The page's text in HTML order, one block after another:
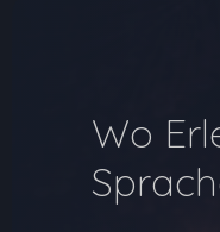
Wo